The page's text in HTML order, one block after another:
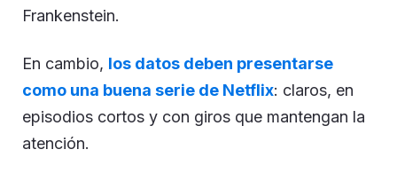
Frankenstein.
En cambio, los datos deben presentarse
como una buena serie de Netflix: claros, en
episodios cortos y con giros que mantengan la
atención.